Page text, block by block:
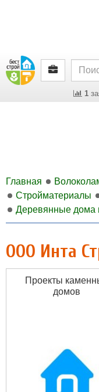
1
Главная
Стройматериалы
Деревянные дома
ООО Инта
Проекты
домов